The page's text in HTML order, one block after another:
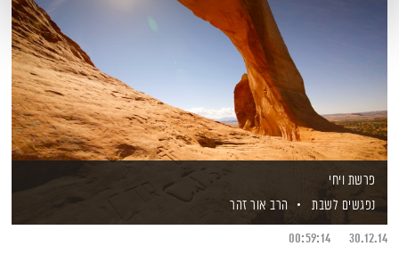
פרשת ויחי
נפגשים לשבת
הרב אור זהר
30.12.14
00:59:14